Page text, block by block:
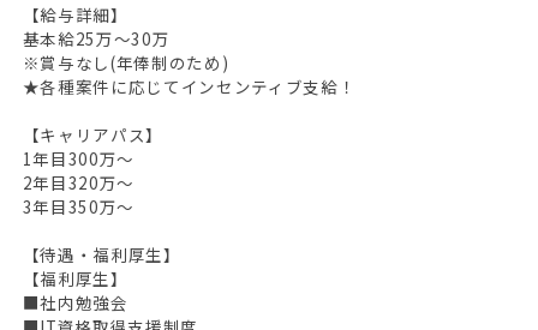
【給与詳細】
基本給25万～30万
※賞与なし(年俸制のため)
★各種案件に応じてインセンティブ支給！
【キャリアパス】
1年目300万～
2年目320万～
3年目350万～
【待遇・福利厚生】
【福利厚生】
■社内勉強会